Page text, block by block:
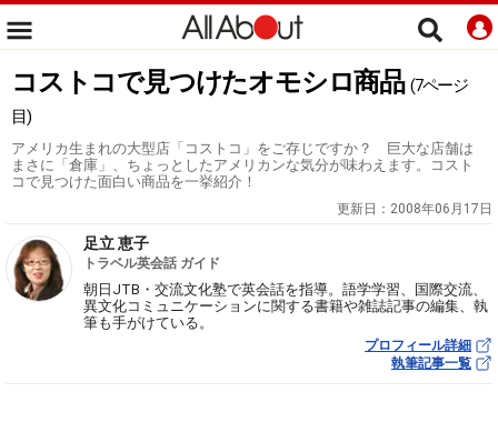
コストコで見つけたオモシロ商品 (7ページ
目)
アメリカ生まれの大型店「コストコ」をご存じですか？ 巨大な店舗は
まさに「倉庫」、ちょっとしたアメリカンな気分が味わえます。コスト
コで見つけた面白い商品を一挙紹介！
更新日： 2008年06月17日
足立 恵子
トラベル英会話 ガイド
朝日JTB・交流文化塾で英会話を指導。語学学習、国際交流、
異文化コミュニケーションに関する書籍や雑誌記事の編集、執
筆も手がけている。
プロフィール詳細
執筆記事一覧